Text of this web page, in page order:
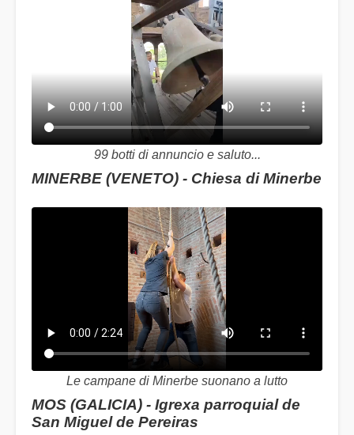
99 botti di annuncio e saluto...
MINERBE (VENETO) - Chiesa di Minerbe
Le campane di Minerbe suonano a lutto
MOS (GALICIA) - Igrexa parroquial de
San Miguel de Pereiras